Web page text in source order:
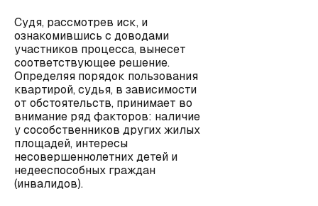
Судя, рассмотрев иск, и
ознакомившись с доводами
участников процесса, вынесет
соответствующее решение.
Определяя порядок пользования
квартирой, судья, в зависимости
от обстоятельств, принимает во
внимание ряд факторов: наличие
у сособственников других жилых
площадей, интересы
несовершеннолетних детей и
недееспособных граждан
(инвалидов).